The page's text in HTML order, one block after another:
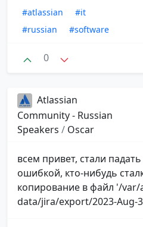
#atlassian
#it
#russian
#software
0
Atlassian
Community - Russian
Speakers / Oscar
всем привет, стали
ошибкой, кто-нибудь
копирование в файл '/
data/jira/export/2023-Aug-